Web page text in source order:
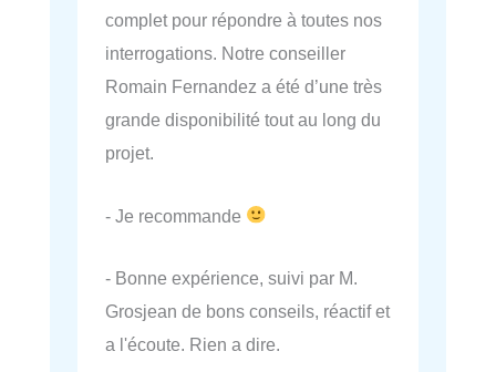
complet pour répondre à toutes nos
interrogations. Notre conseiller
Romain Fernandez a été d’une très
grande disponibilité tout au long du
projet.
- Je recommande
- Bonne expérience, suivi par M.
Grosjean de bons conseils, réactif et
a l'écoute. Rien a dire.